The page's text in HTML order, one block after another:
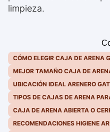
limpieza.
CÓMO ELEGIR CAJA DE ARENA
MEJOR TAMAÑO CAJA DE
UBICACIÓN IDEAL ARENERO
TIPOS DE CAJAS DE ARENA
CAJA DE ARENA ABIERTA O
RECOMENDACIONES HIGIENE